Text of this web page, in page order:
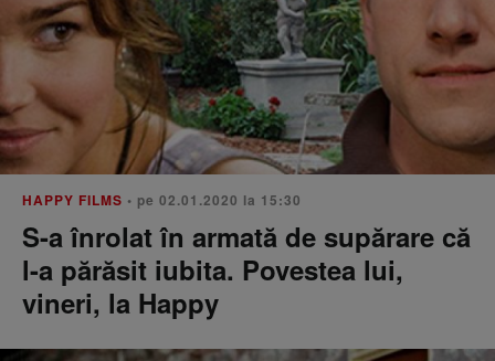
HAPPY FILMS • pe 02.01.2020 la 15:30
S-a înrolat în armată de supărare că
l-a părăsit iubita. Povestea lui,
vineri, la Happy